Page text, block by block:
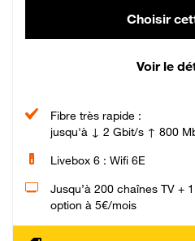
Choisir
Voir le
Fibre très rapide :
jusqu'à ↓ 2 Gbit/s ↑ 800
Livebox 6 : Wifi 6E
Jusqu’à 200 chaînes TV +
option à 5€/mois